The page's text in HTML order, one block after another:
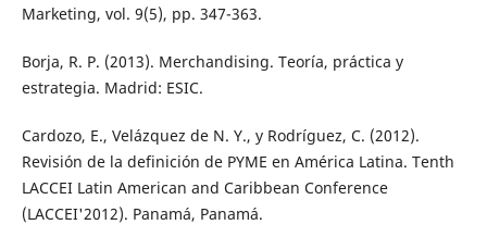
Marketing, vol. 9(5), pp. 347-363.
Borja, R. P. (2013). Merchandising. Teoría, práctica y
estrategia. Madrid: ESIC.
Cardozo, E., Velázquez de N. Y., y Rodríguez, C. (2012).
Revisión de la definición de PYME en América Latina. Tenth
LACCEI Latin American and Caribbean Conference
(LACCEI'2012). Panamá, Panamá.